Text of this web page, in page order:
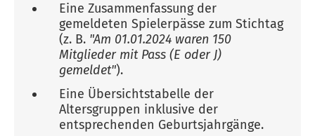
Eine Zusammenfassung der
gemeldeten Spielerpässe zum Stichtag
(z. B. "Am 01.01.2024 waren 150
Mitglieder mit Pass (E oder J)
gemeldet").
Eine Übersichtstabelle der
Altersgruppen inklusive der
entsprechenden Geburtsjahrgänge.